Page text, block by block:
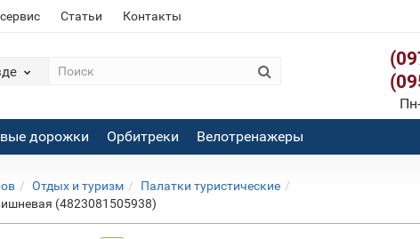
Статьи Контакты
дорожки Орбитреки Велотренажеры
Отдых и туризм
Палатки туристические
(4823081505938)